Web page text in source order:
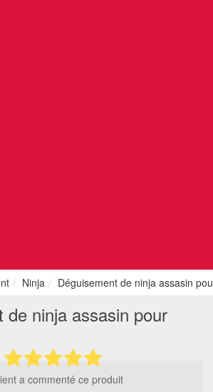
Ninja Déguisement de ninja assasin
de ninja assasin pour
a commenté ce produit